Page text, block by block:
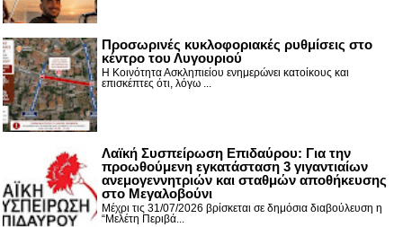
Προσωρινές κυκλοφοριακές ρυθμίσεις στο
κέντρο του Λυγουριού
Η Κοινότητα Ασκληπιείου ενημερώνει κατοίκους και
επισκέπτες ότι, λόγω ...
Λαϊκή Συσπείρωση Επιδαύρου: Για την
προωθούμενη εγκατάσταση 3 γιγαντιαίων
ανεμογεννητριών και σταθμών αποθήκευσης
στο Μεγαλοβούνι
Μέχρι τις 31/07/2026 βρίσκεται σε δημόσια διαβούλευση η
“Μελέτη Περιβά...